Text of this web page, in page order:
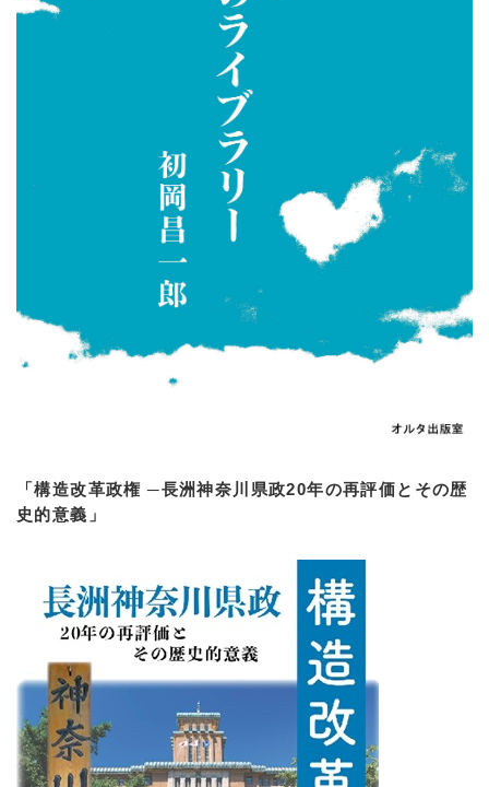
「構造改革政権 ─長洲神奈川県政20年の再評価とその歴
史的意義」